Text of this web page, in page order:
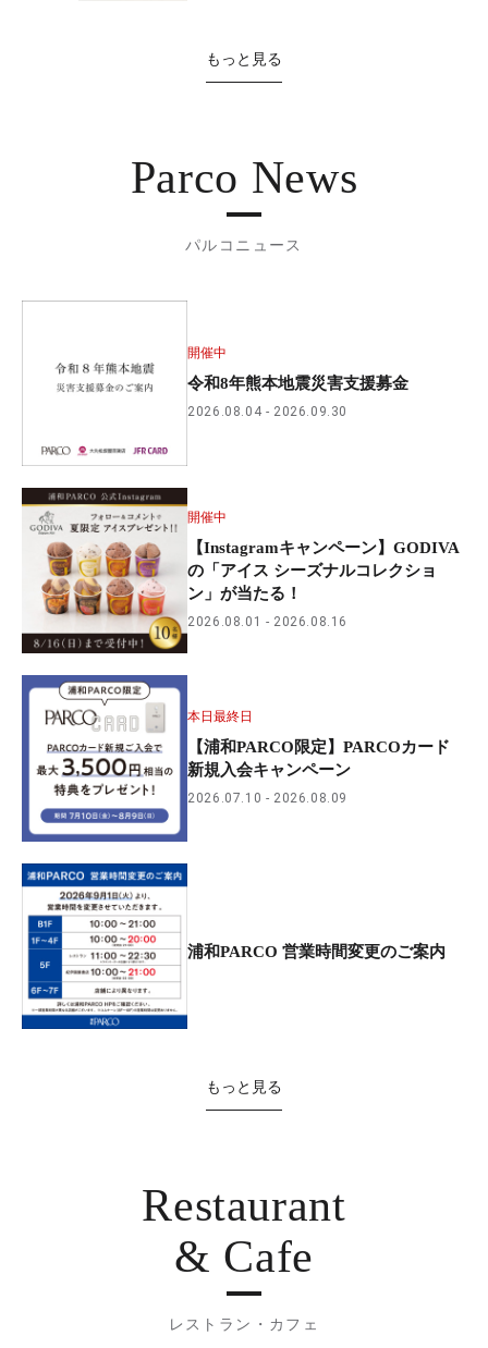
もっと見る
Parco News
パルコニュース
開催中
令和8年熊本地震災害支援募金
2026.08.04 2026.09.30
開催中
【Instagramキャンペーン】GODIVA
の「アイス シーズナルコレクショ
ン」が当たる！
2026.08.01 2026.08.16
本日最終日
【浦和PARCO限定】PARCOカード
新規入会キャンペーン
2026.07.10 2026.08.09
浦和PARCO 営業時間変更のご案内
もっと見る
Restaurant
& Cafe
レストラン・カフェ